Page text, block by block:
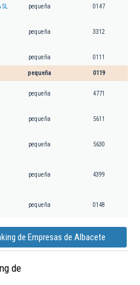
SL pequeña 0147
pequeña 3312
pequeña 0111
pequeña 0119
pequeña 4771
pequeña 5611
pequeña 5630
pequeña 4399
pequeña 0148
de Empresas de Albacete
de